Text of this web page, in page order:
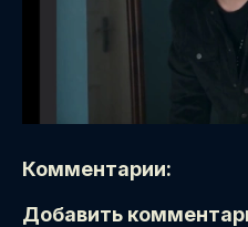
Комментарии:
Добавить